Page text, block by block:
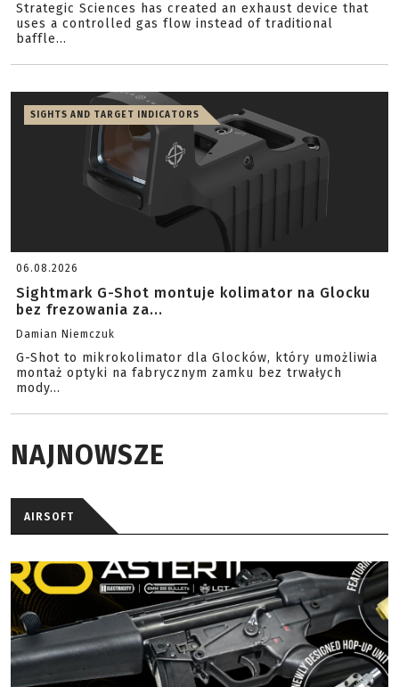
Strategic Sciences has created an exhaust device that
uses a controlled gas flow instead of traditional
baffle...
SIGHTS AND TARGET INDICATORS
06.08.2026
Sightmark G-Shot montuje kolimator na Glocku
bez frezowania za...
Damian Niemczuk
G-Shot to mikrokolimator dla Glocków, który umożliwia
montaż optyki na fabrycznym zamku bez trwałych
mody...
NAJNOWSZE
AIRSOFT